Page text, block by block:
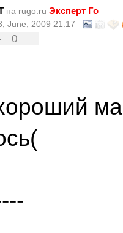
на rugo.ru Эксперт Го
June, 2009 21:17
0 –